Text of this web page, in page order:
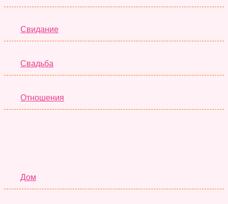
Свидание
Свадьба
Отношения
Дом